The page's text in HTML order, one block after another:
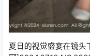
夏日的视觉盛宴在镜